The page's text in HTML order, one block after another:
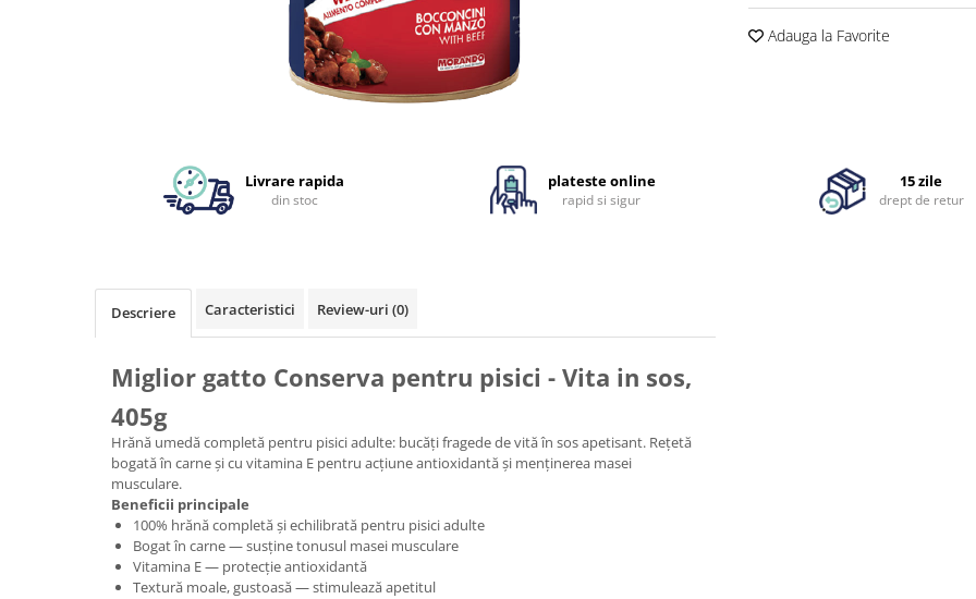
Adauga la Favorite
Livrare rapida
din stoc
plateste online
rapid si sigur
15 zile
drept de retur
Descriere Caracteristici Review-uri (0)
Miglior gatto Conserva pentru pisici - Vita in sos,
405g
Hrănă umedă completă pentru pisici adulte: bucăți fragede de vită în sos apetisant. Rețetă
bogată în carne și cu vitamina E pentru acțiune antioxidantă și menținerea masei
musculare.
Beneficii principale
100% hrănă completă și echilibrată pentru pisici adulte
Bogat în carne — susține tonusul masei musculare
Vitamina E — protecție antioxidantă
Textură moale, gustoasă — stimulează apetitul